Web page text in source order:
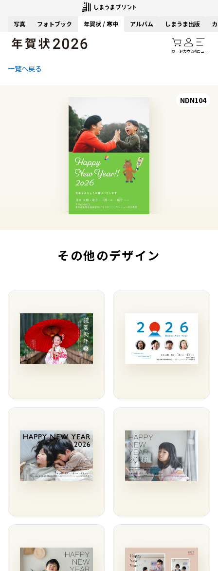
写真 フォトブック 年賀状 / 寒中 アルバム しまうま出版
カートアカウントメニュー
一覧へ戻る
NDN104
その他のデザイン